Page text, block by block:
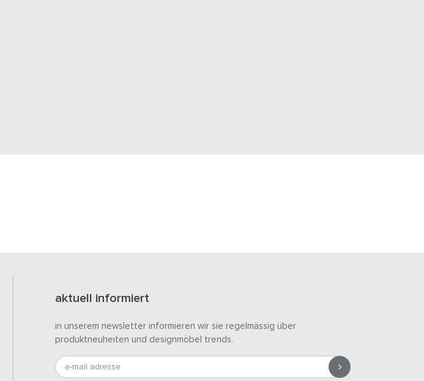
aktuell informiert
in unserem newsletter informieren wir sie regelmässig über
produktneuheiten und designmöbel trends.
e-mail adresse